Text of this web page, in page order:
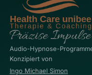
Audio-Hypnose-
Konzipiert von
Ingo Michael Simon